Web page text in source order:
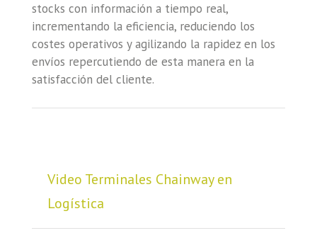
stocks con información a tiempo real,
incrementando la eficiencia, reduciendo los
costes operativos y agilizando la rapidez en los
envíos repercutiendo de esta manera en la
satisfacción del cliente.
Video Terminales Chainway en
Logística